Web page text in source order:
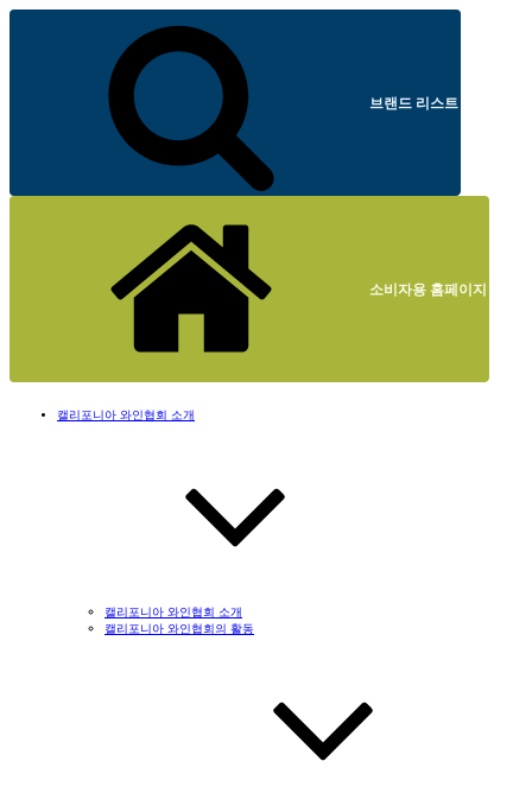
브랜드 리스트
소비자용 홈페이지
캘리포니아 와인협회 소개
캘리포니아 와인협회 소개
캘리포니아 와인협회의 활동